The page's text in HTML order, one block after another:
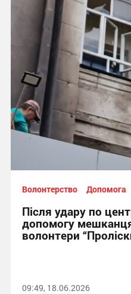
Волонтерство Допомога
Після удару по
допомогу
волонтери
09:49, 18.06.2026